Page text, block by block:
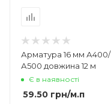
Арматура 16 мм А400/
А500 довжина 12 м
Є в наявності
59.50 грн/м.п